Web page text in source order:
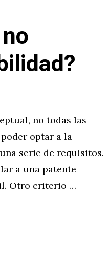
no todas las
optar a la
serie de requisitos.
a una patente
Otro criterio …